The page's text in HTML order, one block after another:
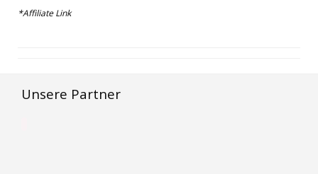
*Affiliate Link
Unsere Partner